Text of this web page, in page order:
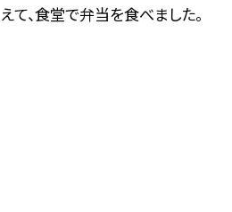
えて、食堂で弁当を食べました。